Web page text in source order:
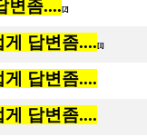
변좀.... [2]
답변좀.... [1]
답변좀....
답변좀....